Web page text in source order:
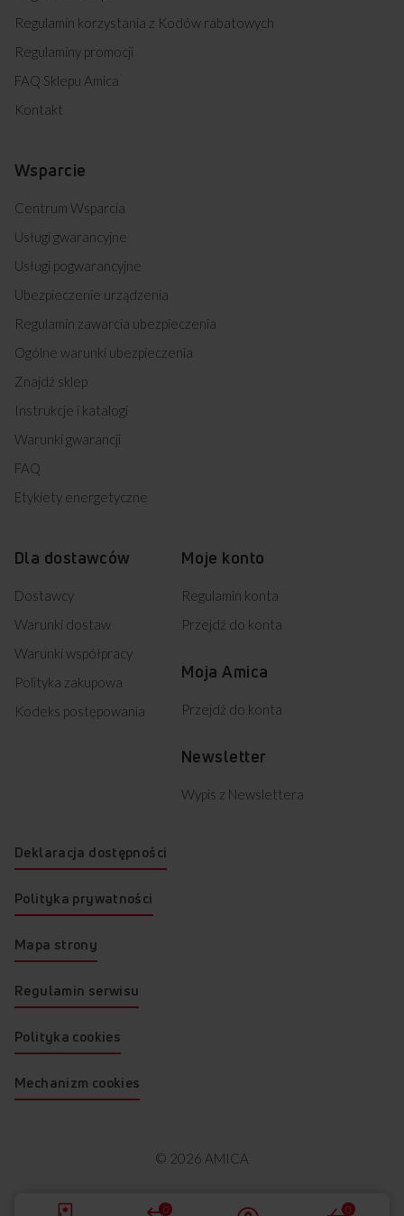
0 0
Regulamin korzystania z Kodów rabatowych
Regulaminy promocji
FAQ Sklepu Amica
Kontakt
Wsparcie
Centrum Wsparcia
Usługi gwarancyjne
Usługi pogwarancyjne
Ubezpieczenie urządzenia
Regulamin zawarcia ubezpieczenia
Ogólne warunki ubezpieczenia
Znajdź sklep
Instrukcje i katalogi
Warunki gwarancji
FAQ
Etykiety energetyczne
Dla dostawców
Dostawcy
Warunki dostaw
Warunki współpracy
Polityka zakupowa
Kodeks postępowania
Moje konto
Regulamin konta
Przejdź do konta
Moja Amica
Przejdź do konta
Newsletter
Wypis z Newslettera
© 2026 AMICA
Deklaracja dostępności
Polityka prywatności
Mapa strony
Regulamin serwisu
Polityka cookies
Mechanizm cookies